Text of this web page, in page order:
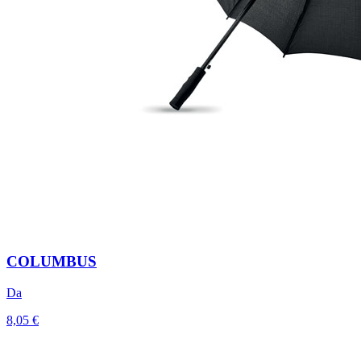
COLUMBUS
Da
8,05 €